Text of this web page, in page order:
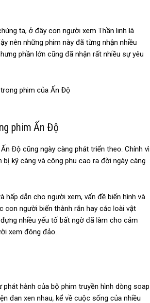
ta, ở đây con người xem Thần linh là
nên những phim này đã từng nhận nhiều
phần lớn cũng đã nhận rất nhiều sự yêu
phim Ấn Độ
Độ cũng ngày càng phát triển theo. Chính vì
kỹ càng và công phu cao ra đời ngày càng
hấp dẫn cho người xem, vấn đề biến hình và
con người biến thành rắn hay các loài vật
nhiều yếu tố bất ngờ đã làm cho cảm
xem đông đảo.
phát hành của bộ phim truyền hình dòng soap
đan xen nhau, kể về cuộc sống của nhiều